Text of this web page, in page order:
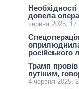
Необхідності
довела
червня 2025,
російського
Трамп
путіним,
4 червня 2025,